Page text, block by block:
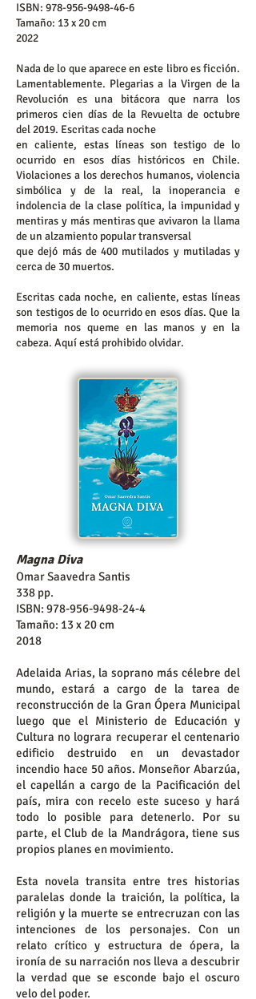
ISBN: 978-956-9498-46-6
Tamaño: 13 x 20 cm
2022
Nada de lo que aparece en este libro es ficción.
Lamentablemente. Plegarias a la Virgen de la
Revolución es una bitácora que narra los
primeros cien días de la Revuelta de octubre
del 2019. Escritas cada noche
en caliente, estas líneas son testigo de lo
ocurrido en esos días históricos en Chile.
Violaciones a los derechos humanos, violencia
simbólica y de la real, la inoperancia e
indolencia de la clase política, la impunidad y
mentiras y más mentiras que avivaron la llama
de un alzamiento popular transversal
que dejó más de 400 mutilados y mutiladas y
cerca de 30 muertos.
Escritas cada noche, en caliente, estas líneas
son testigos de lo ocurrido en esos días. Que la
memoria nos queme en las manos y en la
cabeza. Aquí está prohibido olvidar.
Magna Diva
Omar Saavedra Santis
338 pp.
ISBN: 978-956-9498-24-4
Tamaño: 13 x 20 cm
2018
Adelaida Arias, la soprano más célebre del
mundo, estará a cargo de la tarea de
reconstrucción de la Gran Ópera Municipal
luego que el Ministerio de Educación y
Cultura no lograra recuperar el centenario
edificio destruido en un devastador
incendio hace 50 años. Monseñor Abarzúa,
el capellán a cargo de la Pacificación del
país, mira con recelo este suceso y hará
todo lo posible para detenerlo. Por su
parte, el Club de la Mandrágora, tiene sus
propios planes en movimiento.
Esta novela transita entre tres historias
paralelas donde la traición, la política, la
religión y la muerte se entrecruzan con las
intenciones de los personajes. Con un
relato crítico y estructura de ópera, la
ironía de su narración nos lleva a descubrir
la verdad que se esconde bajo el oscuro
velo del poder.